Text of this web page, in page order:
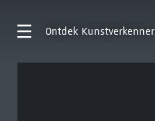
Ontdek Kunstverkenner